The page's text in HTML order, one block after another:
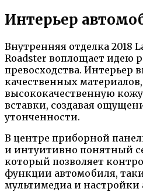
Интерьер
Внутренняя отделка 2018
Roadster воплощает идею
превосходства. Интерьер
качественных
высококачественную
вставки, создавая
утонченности.
В центре приборной
и интуитивно понятный
который позволяет
функции автомобиля,
мультимедиа и настройки